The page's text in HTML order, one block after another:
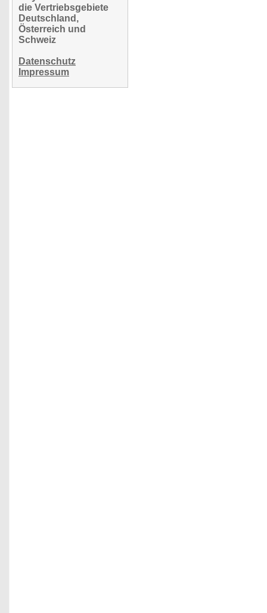
die Vertriebsgebiete
Deutschland,
Österreich und
Schweiz
Datenschutz
Impressum